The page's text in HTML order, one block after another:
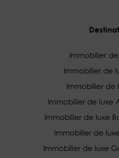
Immobilier
Immobilier de
Immobilier de
Immobilier de luxe
Immobilier de luxe
Immobilier de
Immobilier de luxe